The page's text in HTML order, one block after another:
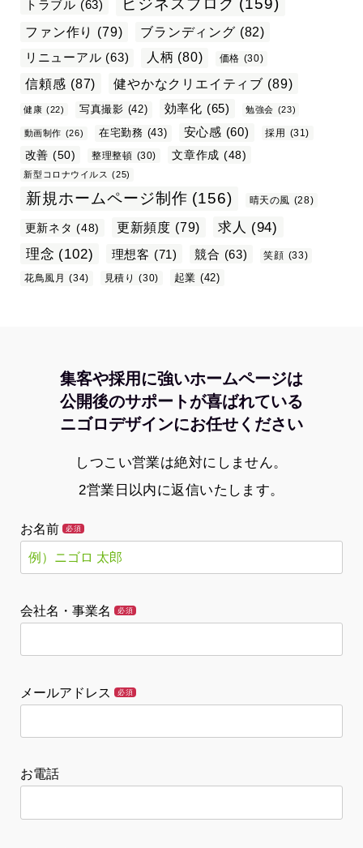
トラブル (63) ビジネスブログ (159)
ファン作り (79) ブランディング (82)
リニューアル (63) 人柄 (80) 価格 (30)
信頼感 (87) 健やかなクリエイティブ (89)
健康 (22) 写真撮影 (42) 効率化 (65) 勉強会 (23)
動画制作 (26) 在宅勤務 (43) 安心感 (60) 採用 (31)
改善 (50) 整理整頓 (30) 文章作成 (48)
新型コロナウイルス (25)
新規ホームページ制作 (156) 晴天の風 (28)
更新ネタ (48) 更新頻度 (79) 求人 (94)
理念 (102) 理想客 (71) 競合 (63) 笑顔 (33)
花鳥風月 (34) 見積り (30) 起業 (42)
集客や採用に強いホームページは
公開後のサポートが喜ばれている
ニゴロデザインにお任せください
しつこい営業は絶対にしません。
2営業日以内に返信いたします。
お名前 必須
会社名・事業名 必須
メールアドレス 必須
お電話